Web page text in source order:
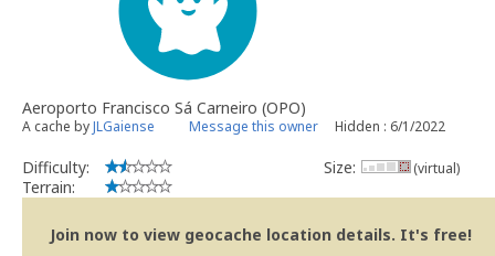
Aeroporto Francisco Sá Carneiro (OPO)
A cache byJLGaiense Message this owner Hidden : 6/1/2022
Difficulty:
Terrain:
Size: (virtual)
Join now to view geocache location details. It's free!